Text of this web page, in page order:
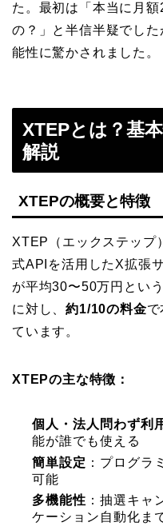
た。最初は「本当に月
の？」と半信半疑でし
能性に驚かされました。
XTEPとは？基
解説
XTEPの概要と特徴
XTEP（エックステップ
式APIを活用したX拡張
が平均30〜50万円とい
に対し、約1/10の料金
ています。
XTEPの主な特徴：
個人・法人問わず利
能が誰でも使える
簡単設定 ：プログラ
可能
多機能性 ：抽選キャ
ケーション自動化ま